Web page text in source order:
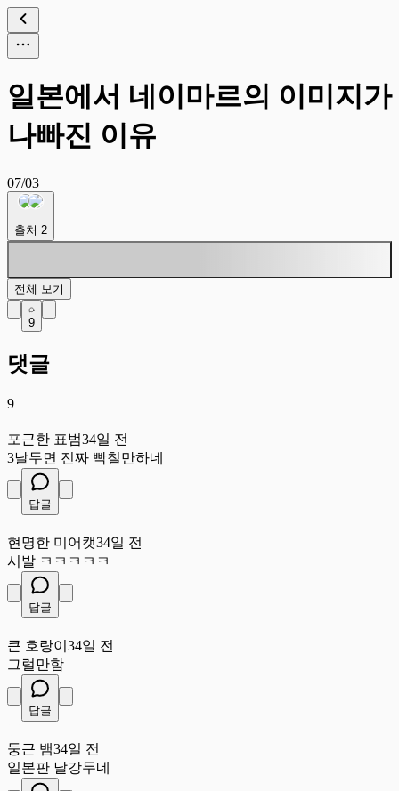
일본에서 네이마르의 이미지가
나빠진 이유
07/03
출처 2
전체 보기
9
댓글
9
포근한 표범34일 전
3날두면 진짜 빡칠만하네
답글
현명한 미어캣34일 전
시발 ㅋㅋㅋㅋㅋ
답글
큰 호랑이 34일 전
그럴만함
답글
둥근 뱀34일 전
일본판 날강두네